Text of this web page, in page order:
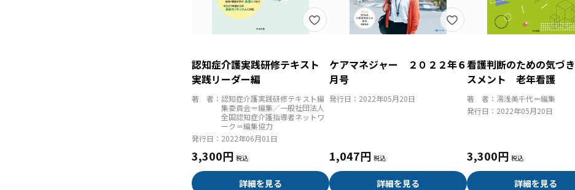
認知症介護実践研修テキスト
実践リーダー編
著 者： 認知症介護実践研修テキスト編
集委員会＝編集／一般社団法人
全国認知症介護指導者ネットワ
ーク＝編集協力
発行日： 2022年06月01日
3,300円
詳細を見る
ケアマネジャー ２０２２年６
月号
発行日： 2022年05月20日
1,047円
詳細を見る
看護判断のための気づ
スメント 老年看護
著 者： 湯浅美千代＝編集
発行日： 2022年05月20日
3,300円
詳細を見る